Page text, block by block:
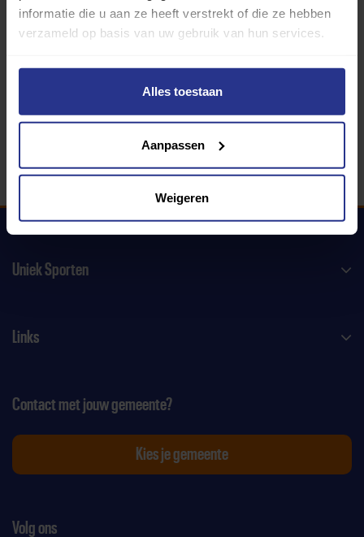
informatie die u aan ze heeft verstrekt of die ze hebben
verzameld op basis van uw gebruik van hun services.
Alles toestaan
Aanpassen
Weigeren
Uniek Sporten
Links
Volg ons
Contact met jouw gemeente?
Kies je gemeente